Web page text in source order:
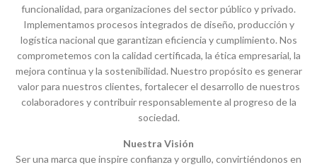
funcionalidad, para organizaciones del sector público y privado.
Implementamos procesos integrados de diseño, producción y
logística nacional que garantizan eficiencia y cumplimiento. Nos
comprometemos con la calidad certificada, la ética empresarial, la
mejora continua y la sostenibilidad. Nuestro propósito es generar
valor para nuestros clientes, fortalecer el desarrollo de nuestros
colaboradores y contribuir responsablemente al progreso de la
sociedad.
Nuestra Visión
Ser una marca que inspire confianza y orgullo, convirtiéndonos en